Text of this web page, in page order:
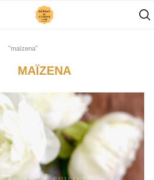
"maïzena"
MAÏZENA